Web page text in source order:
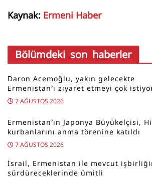
Kaynak: Ermeni Haber
Bölümdeki son haberler
Daron Acemoğlu, yakın gelecekte
Ermenistan’ı ziyaret etmeyi çok
7 AĞUSTOS 2026
Ermenistan’ın Japonya Büyükelçisi,
kurbanlarını anma törenine katıldı
7 AĞUSTOS 2026
İsrail, Ermenistan ile mevcut
sürdüreceklerinde ümitli